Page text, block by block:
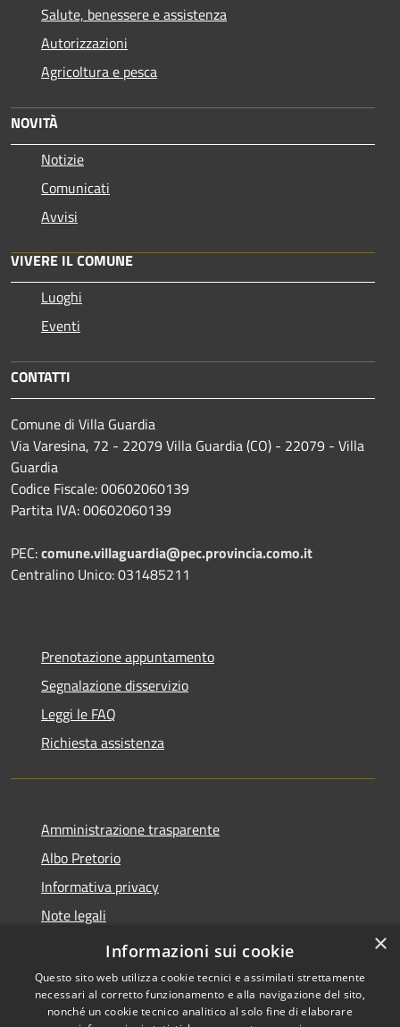
Salute, benessere e assistenza
Autorizzazioni
Agricoltura e pesca
NOVITÀ
Notizie
Comunicati
Avvisi
VIVERE IL COMUNE
Luoghi
Eventi
CONTATTI
Comune di Villa Guardia
Via Varesina, 72 - 22079 Villa Guardia (CO) - 22079 - Villa
Guardia
Codice Fiscale: 00602060139
Partita IVA: 00602060139
PEC:comune.villaguardia@pec.provincia.como.it
Centralino Unico: 031485211
Prenotazione appuntamento
Segnalazione disservizio
Leggi le FAQ
Richiesta assistenza
Amministrazione trasparente
Albo Pretorio
Informativa privacy
Note legali
Dichiarazione di accessibilità
×
Informazioni sui cookie
Questo sito web utilizza cookie tecnici e assimilati strettamente
necessari al corretto funzionamento e alla navigazione del sito,
nonché un cookie tecnico analitico al solo fine di elaborare